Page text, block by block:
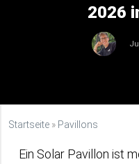
2026
Startseite » Pavillons
Ein Solar Pavillon ist